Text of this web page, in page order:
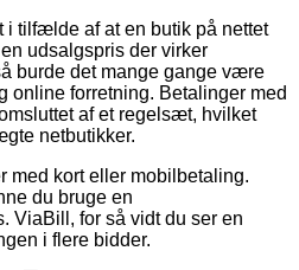
i tilfælde af at en butik på nettet
udsalgspris der virker
burde det mange gange være
online forretning. Betalinger med
af et regelsæt, hvilket
netbutikker.
med kort eller mobilbetaling.
du bruge en
ViaBill, for så vidt du ser en
i flere bidder.